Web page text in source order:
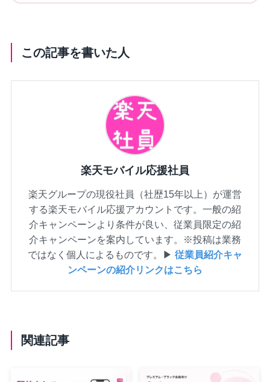
この記事を書いた人
楽天モバイル応援社員
楽天グループの現役社員（社歴15年以上）が運営
する楽天モバイル応援アカウントです。一般の紹
介キャンペーンより条件が良い、従業員限定の紹
介キャンペーンを案内しています。※投稿は業務
ではなく個人によるものです。▶ 従業員紹介キャ
ンペーンの紹介リンクはこちら
関連記事